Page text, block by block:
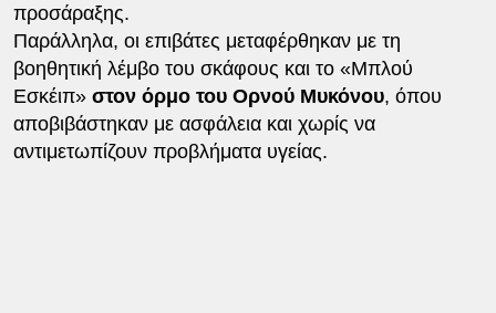
προσάραξης.
Παράλληλα, οι επιβάτες μεταφέρθηκαν με τη
βοηθητική λέμβο του σκάφους και το «Μπλού
Εσκέιπ» στον όρμο του Ορνού Μυκόνου, όπου
αποβιβάστηκαν με ασφάλεια και χωρίς να
αντιμετωπίζουν προβλήματα υγείας.